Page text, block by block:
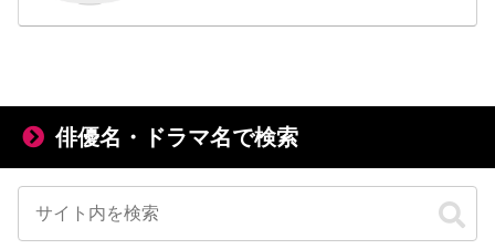
俳優名・ドラマ名で検索